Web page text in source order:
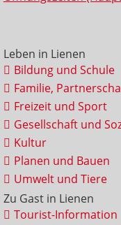
Leben in Lienen
Bildung und Schule
Familie,
Freizeit und Sport
Gesellschaft und
Kultur
Planen und Bauen
Umwelt und Tiere
Zu Gast in Lienen
Tourist-Information